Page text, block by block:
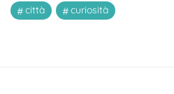
città curiosità